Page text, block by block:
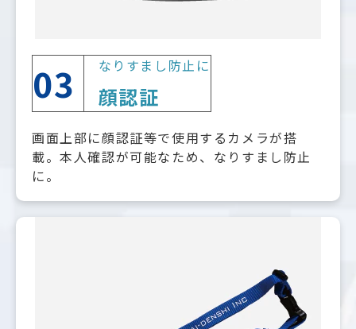
03 なりすまし防止に
顔認証
画面上部に顔認証等で使用するカメラが搭
載。本人確認が可能なため、なりすまし防止
に。